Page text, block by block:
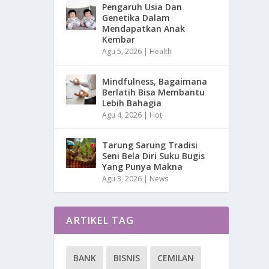
Pengaruh Usia Dan
Genetika Dalam
Mendapatkan Anak
Kembar
Agu 5, 2026 | Health
Mindfulness, Bagaimana
Berlatih Bisa Membantu
Lebih Bahagia
Agu 4, 2026 | Hot
Tarung Sarung Tradisi
Seni Bela Diri Suku Bugis
Yang Punya Makna
Agu 3, 2026 | News
ARTIKEL TAG
BANK BISNIS CEMILAN